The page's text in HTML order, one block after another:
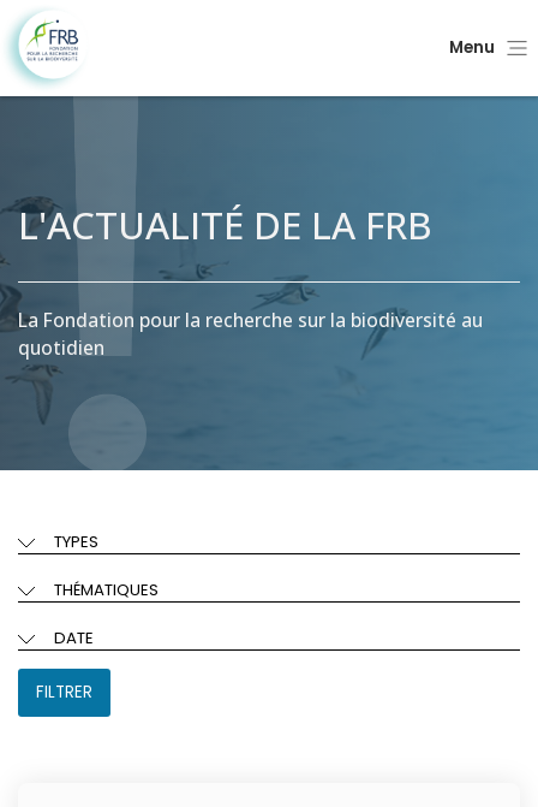
Menu
L'ACTUALITÉ DE LA FRB
La Fondation pour la recherche sur la biodiversité au
quotidien
TYPES
THÉMATIQUES
DATE
FILTRER